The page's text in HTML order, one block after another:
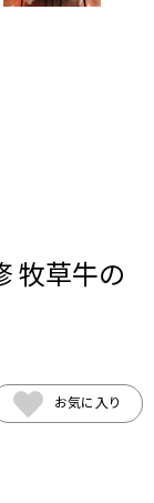
牧草牛の
お気に入り